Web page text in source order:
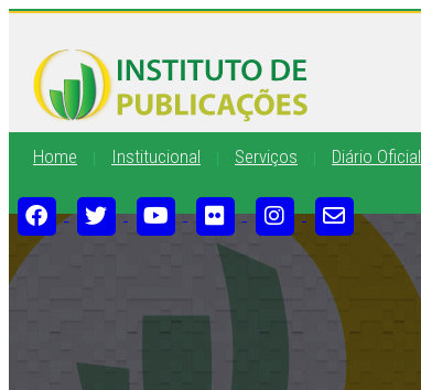
Home | Institucional | Serviços | Diário Oficial